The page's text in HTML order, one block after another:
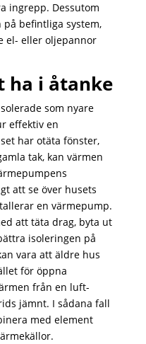
ingrepp. Dessutom
befintliga system,
el- eller oljepannor
ha i åtanke
som nyare
effektiv en
har otäta fönster,
tak, kan värmen
att se över husets
en värmepump.
att täta drag, byta ut
isoleringen på
vara att äldre hus
för öppna
från en luft-
jämnt. I sådana fall
med element